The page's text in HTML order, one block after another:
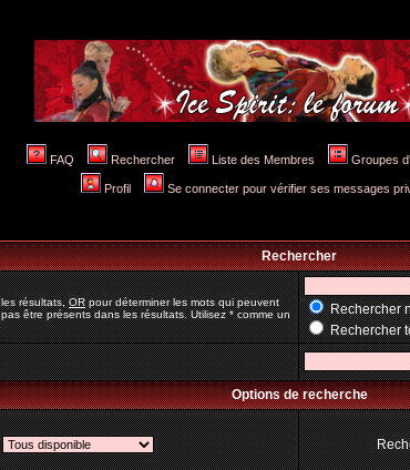
FAQ Rechercher Liste des Membres Groupes
Profil Se connecter pour vérifier ses messages
Rechercher
résultats,ORpour déterminer les mots qui peuvent
être présents dans les résultats. Utilisez * comme un
Rechercher
Rechercher
Options de recherche